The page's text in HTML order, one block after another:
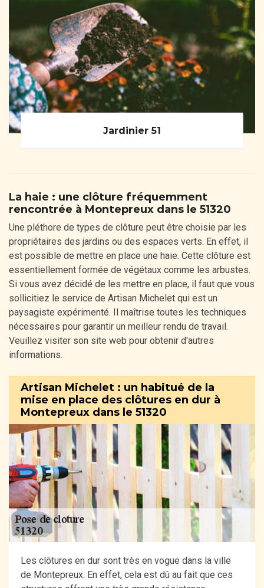
Jardinier 51
La haie : une clôture fréquemment
rencontrée à Montepreux dans le 51320
Une pléthore de types de clôture peut être choisie par les
propriétaires des jardins ou des espaces verts. En effet, il
est possible de mettre en place une haie. Cette clôture est
essentiellement formée de végétaux comme les arbustes.
Si vous avez décidé de les mettre en place, il faut que vous
sollicitiez le service de Artisan Michelet qui est un
paysagiste expérimenté. Il maîtrise toutes les techniques
nécessaires pour garantir un meilleur rendu de travail.
Veuillez visiter son site web pour obtenir d'autres
informations.
Artisan Michelet : un habitué de la
mise en place des clôtures en dur à
Montepreux dans le 51320
Les clôtures en dur sont très en vogue dans la ville
de Montepreux. En effet, cela est dû au fait que ces